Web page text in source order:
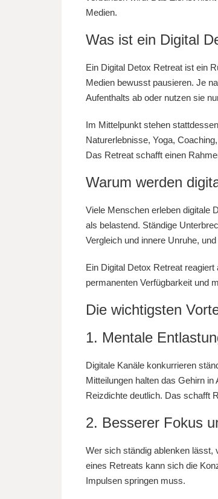
Medien.
Was ist ein Digital
Ein Digital Detox Retreat ist ein
Medien bewusst pausieren. Je
Aufenthalts ab oder nutzen sie
Im Mittelpunkt stehen
Naturerlebnisse, Yoga,
Das Retreat schafft einen
Warum werden
Viele Menschen erleben digitale
als belastend. Ständige
Vergleich und innere Unruhe,
Ein Digital Detox Retreat
permanenten Verfügbarkeit und
Die wichtigsten
1. Mentale
Digitale Kanäle konkurrieren
Mitteilungen halten das Gehirn
Reizdichte deutlich. Das schafft
2. Besserer Fokus
Wer sich ständig ablenken lässt,
eines Retreats kann sich die
Impulsen springen muss.